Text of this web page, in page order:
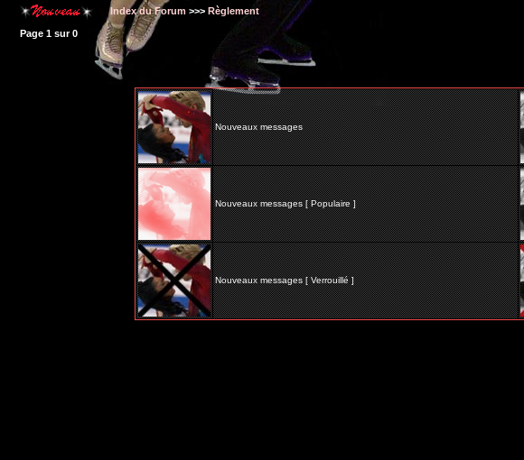
Index du Forum >>> Règlement
Page 1 sur0
Nouveaux messages
Nouveaux messages [ Populaire ]
Nouveaux messages [ Verrouillé ]